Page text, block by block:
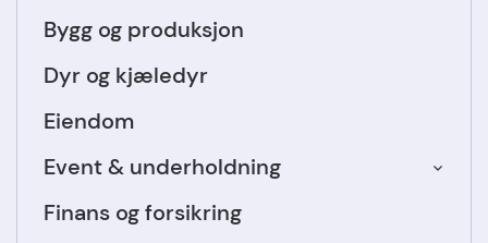
Bygg og produksjon
Dyr og kjæledyr
Eiendom
Event & underholdning
Finans og forsikring